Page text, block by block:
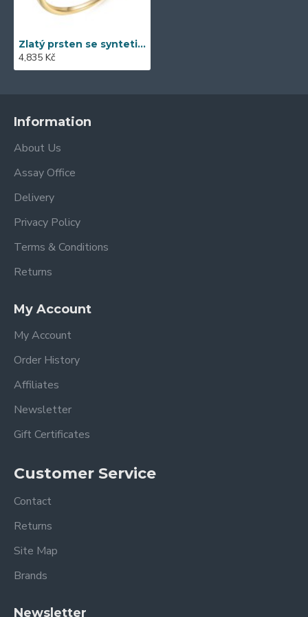
Zlatý prsten se syntetický zirkony 585/1000, 1,44g - 54648R006
4,835 Kč
Information
About Us
Assay Office
Delivery
Privacy Policy
Terms & Conditions
Returns
My Account
My Account
Order History
Affiliates
Newsletter
Gift Certificates
Customer Service
Contact
Returns
Site Map
Brands
Newsletter